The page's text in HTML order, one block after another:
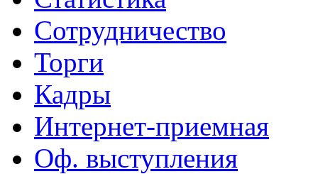
Сотрудничество
Торги
Кадры
Интернет-приемная
Оф. выступления